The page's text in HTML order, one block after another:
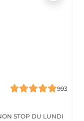
993
STOP DU LUNDI